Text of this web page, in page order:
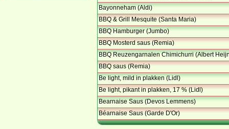
Bayonneham (Aldi)
BBQ & Grill Mesquite (Santa Maria)
BBQ Hamburger (Jumbo)
BBQ Mosterd saus (Remia)
BBQ Reuzengarnalen Chimichurri (Albert
BBQ saus (Remia)
Be light, mild in plakken (Lidl)
Be light, pikant in plakken, 17 % (Lidl)
Bearnaise Saus (Devos Lemmens)
Béarnaise Saus (Garde D'Or)